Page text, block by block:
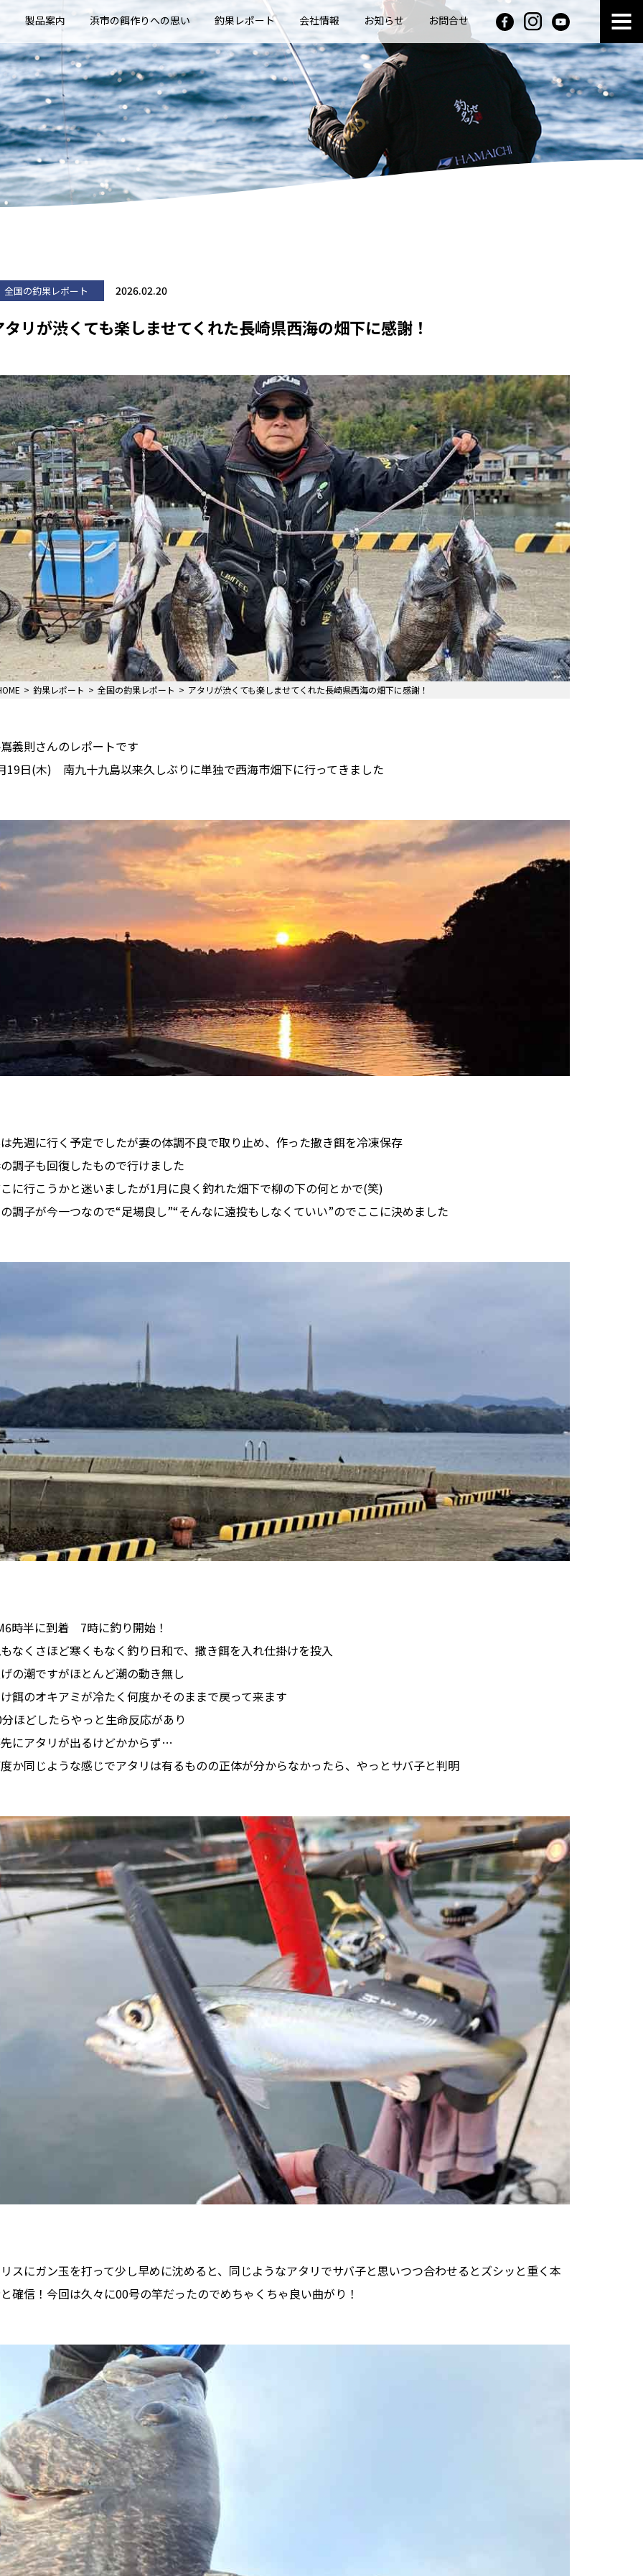
製品案内 浜市の餌作りへの思い 釣果レポート 会社情報 お知らせ お問合せ
全国の釣果レポート 2026.02.20
タリが渋くても楽しませてくれた長崎県西海の畑下に感謝！
釣果レポート 全国の釣果レポート アタリが渋くても楽しませてくれた長崎県西海の畑下に感謝！
義則さんのレポートです
19日(木) 南九十九島以来久しぶりに単独で西海市畑下に行ってきました
先週に行く予定でしたが妻の体調不良で取り止め、作った撒き餌を冷凍保存
調子も回復したもので行けました
に行こうかと迷いましたが1月に良く釣れた畑下で柳の下の何とかで(笑)
調子が今一つなので“足場良し”“そんなに遠投もしなくていい”のでここに決めました
時半に到着 7時に釣り開始！
なくさほど寒くもなく釣り日和で、撒き餌を入れ仕掛けを投入
の潮ですがほとんど潮の動き無し
餌のオキアミが冷たく何度かそのままで戻って来ます
ほどしたらやっと生命反応があり
にアタリが出るけどかからず…
か同じような感じでアタリは有るものの正体が分からなかったら、やっとサバ子と判明
スにガン玉を打って少し早めに沈めると、同じようなアタリでサバ子と思いつつ合わせるとズシッと重く本
確信！今回は久々に00号の竿だったのでめちゃくちゃ良い曲がり！